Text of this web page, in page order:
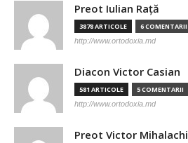
Preot Iulian Raţă
3878 ARTICOLE 6 COMENTARII
http://www.ortodoxia.md
Diacon Victor Casian
581 ARTICOLE 5 COMENTARII
http://www.ortodoxia.md
Preot Victor Mihalachi